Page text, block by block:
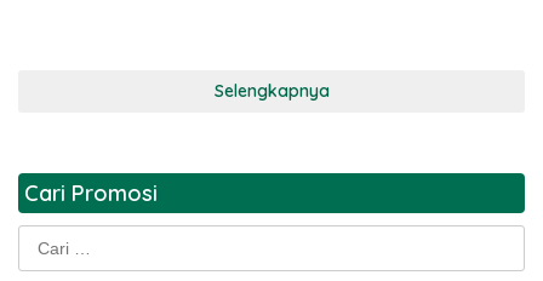
Selengkapnya
Cari Promosi
Cari
untuk: